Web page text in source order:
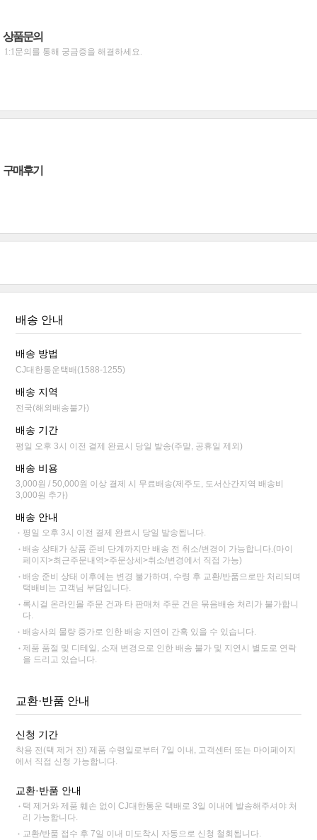
상품문의
1:1문의를 통해 궁금증을 해결하세요.
구매후기
배송 안내
배송 방법
CJ대한통운택배(1588-1255)
배송 지역
전국(해외배송불가)
배송 기간
평일 오후 3시 이전 결제 완료시 당일 발송(주말, 공휴일 제외)
배송 비용
3,000원 / 50,000원 이상 결제 시 무료배송(제주도, 도서산간지역 배송비
3,000원 추가)
배송 안내
평일 오후 3시 이전 결제 완료시 당일 발송됩니다.
배송 상태가 상품 준비 단계까지만 배송 전 취소/변경이 가능합니다.(마이
페이지>최근주문내역>주문상세>취소/변경에서 직접 가능)
배송 준비 상태 이후에는 변경 불가하며, 수령 후 교환/반품으로만 처리되며
택배비는 고객님 부담입니다.
록시걸 온라인몰 주문 건과 타 판매처 주문 건은 묶음배송 처리가 불가합니
다.
배송사의 물량 증가로 인한 배송 지연이 간혹 있을 수 있습니다.
제품 품절 및 디테일, 소재 변경으로 인한 배송 불가 및 지연시 별도로 연락
을 드리고 있습니다.
교환·반품 안내
신청 기간
착용 전(택 제거 전) 제품 수령일로부터 7일 이내, 고객센터 또는 마이페이지
에서 직접 신청 가능합니다.
교환·반품 안내
택 제거와 제품 훼손 없이 CJ대한통운 택배로 3일 이내에 발송해주셔야 처
리 가능합니다.
교환/반품 접수 후 7일 이내 미도착시 자동으로 신청 철회됩니다.